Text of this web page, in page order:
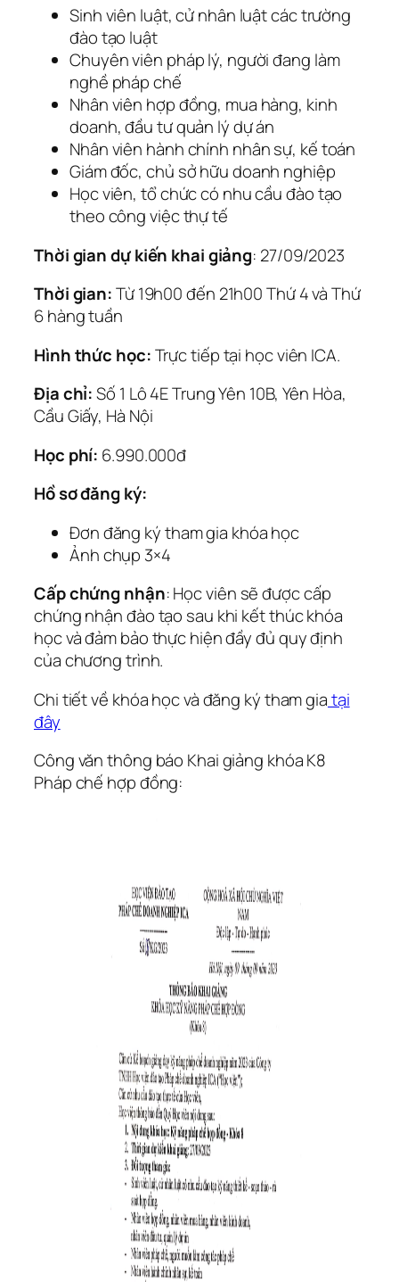
Sinh viên luật, cử nhân luật các trường
đào tạo luật
Chuyên viên pháp lý, người đang làm
nghề pháp chế
Nhân viên hợp đồng, mua hàng, kinh
doanh, đầu tư quản lý dự án
Nhân viên hành chính nhân sự, kế toán
Giám đốc, chủ sở hữu doanh nghiệp
Học viên, tổ chức có nhu cầu đào tạo
theo công việc thự tế
Thời gian dự kiến khai giảng: 27/09/2023
Thời gian:Từ 19h00 đến 21h00 Thứ 4 và Thứ
6 hàng tuần
Hình thức học:Trực tiếp tại học viên ICA.
Địa chỉ:Số 1 Lô 4E Trung Yên 10B, Yên Hòa,
Cầu Giấy, Hà Nội
Học phí: 6.990.000đ
Hồ sơ đăng ký:
Đơn đăng ký tham gia khóa học
Ảnh chụp 3×4
Cấp chứng nhận: Học viên sẽ được cấp
chứng nhận đào tạo sau khi kết thúc khóa
học và đảm bảo thực hiện đầy đủ quy định
của chương trình.
Chi tiết về khóa học và đăng ký tham giatại
đây
Công văn thông báo Khai giảng khóa K8
Pháp chế hợp đồng: